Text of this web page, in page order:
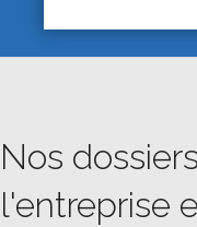
Nos
l'entreprise